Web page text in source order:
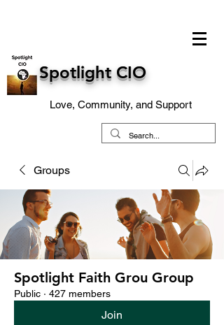
Spotlight CIO
Love, Community, and Support
Groups
Spotlight Faith Grou Group
Public · 427 members
Join